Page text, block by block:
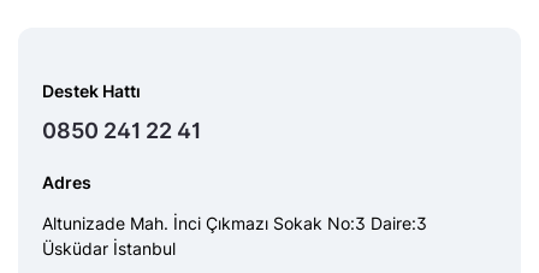
Destek Hattı
0850 241 22 41
Adres
Altunizade Mah. İnci Çıkmazı Sokak No:3 Daire:3
Üsküdar İstanbul